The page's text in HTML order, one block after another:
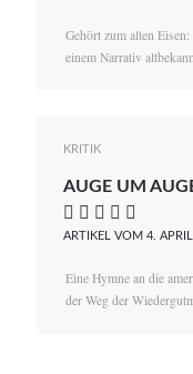
Gehört zum alten
einem Narrativ
KRITIK
AUGE UM
    
ARTIKEL VOM 4.
Eine Hymne an die
der Weg der